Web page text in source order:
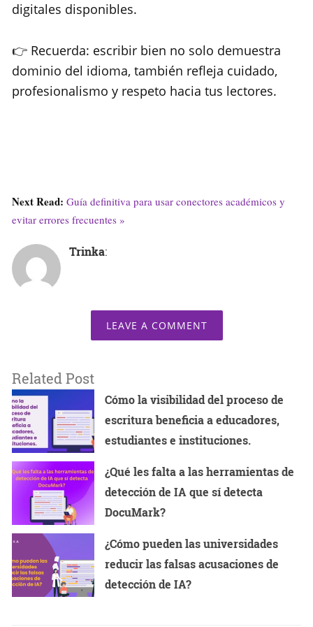
digitales disponibles.
👉 Recuerda: escribir bien no solo demuestra
dominio del idioma, también refleja cuidado,
profesionalismo y respeto hacia tus lectores.
Next Read: Guía definitiva para usar conectores académicos y
evitar errores frecuentes »
Trinka:
LEAVE A COMMENT
Related Post
Cómo la visibilidad del proceso de
escritura beneficia a educadores,
estudiantes e instituciones.
¿Qué les falta a las herramientas de
detección de IA que sí detecta
DocuMark?
¿Cómo pueden las universidades
reducir las falsas acusaciones de
detección de IA?